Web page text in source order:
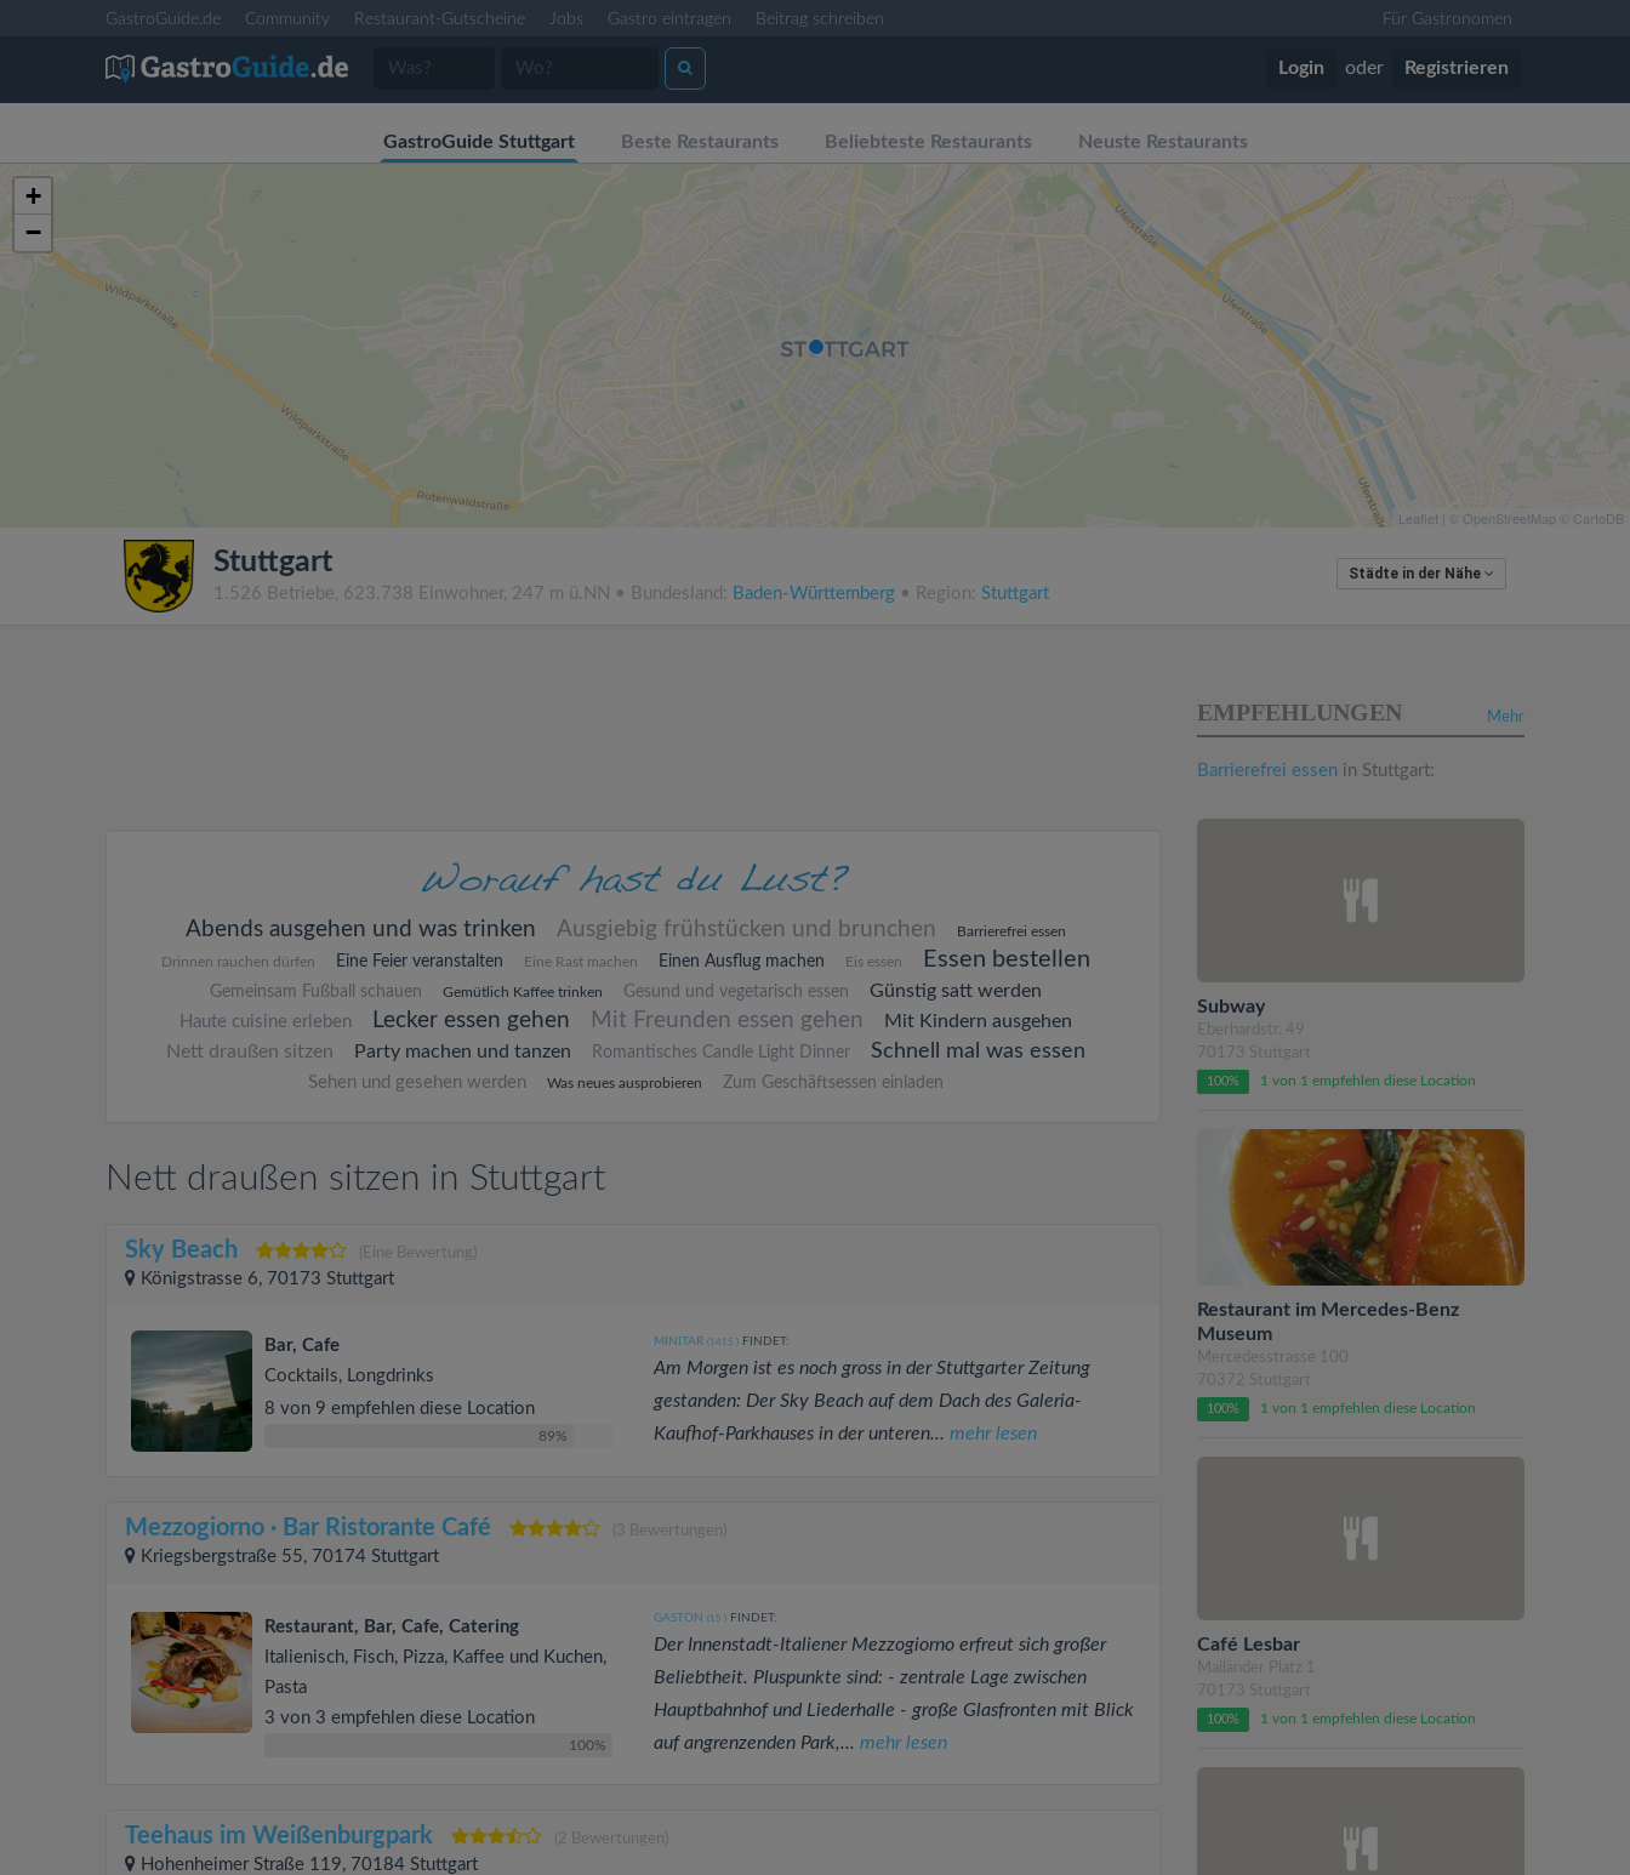
GastroGuide.de Community Restaurant-Gutscheine Jobs Gastro eintragen Beitrag schreiben Für Gastronomen
Login oder Registrieren
GastroGuide Stuttgart Beste Restaurants Beliebteste Restaurants Neuste Restaurants
+
−
Leaflet | © OpenStreetMap © CartoDB
Stuttgart
1.526 Betriebe, 623.738 Einwohner, 247 m ü.NN • Bundesland: Baden-Württemberg • Region: Stuttgart
Städte in der Nähe
Abends ausgehen und was trinken Ausgiebig frühstücken und brunchen Barrierefrei essen
Drinnen rauchen dürfen Eine Feier veranstalten Eine Rast machen Einen Ausflug machen Eis essen Essen bestellen
Gemeinsam Fußball schauen Gemütlich Kaffee trinken Gesund und vegetarisch essen Günstig satt werden
Haute cuisine erleben Lecker essen gehen Mit Freunden essen gehen
Mit Kindern ausgehen
Nett draußen sitzen
Party machen und tanzen Romantisches Candle Light Dinner Schnell mal was essen
Sehen und gesehen werden Was neues ausprobieren Zum Geschäftsessen einladen
Nett draußen sitzen in Stuttgart
Sky Beach (Eine Bewertung)
Königstrasse 6, 70173 Stuttgart
Bar, Cafe
Cocktails, Longdrinks
8 von 9 empfehlen diese Location
89%
MINITAR (1415 )FINDET:
Am Morgen ist es noch gross in der Stuttgarter Zeitung
gestanden: Der Sky Beach auf dem Dach des Galeria-
Kaufhof-Parkhauses in der unteren... mehr lesen
Mezzogiorno · Bar Ristorante Café (3 Bewertungen)
Kriegsbergstraße 55, 70174 Stuttgart
Restaurant, Bar, Cafe, Catering
Italienisch, Fisch, Pizza, Kaffee und Kuchen,
Pasta
3 von 3 empfehlen diese Location
100%
GASTON (15 )FINDET:
Der Innenstadt-Italiener Mezzogiorno erfreut sich großer
Beliebtheit. Pluspunkte sind: - zentrale Lage zwischen
Hauptbahnhof und Liederhalle - große Glasfronten mit Blick
auf angrenzenden Park,... mehr lesen
Teehaus im Weißenburgpark (2 Bewertungen)
Hohenheimer Straße 119, 70184 Stuttgart
Mehr
EMPFEHLUNGEN
Barrierefrei essen in Stuttgart:
Subway
Eberhardstr. 49
70173 Stuttgart
100% 1 von 1 empfehlen diese Location
Restaurant im Mercedes-Benz
Museum
Mercedesstrasse 100
70372 Stuttgart
100% 1 von 1 empfehlen diese Location
Café Lesbar
Mailänder Platz 1
70173 Stuttgart
100% 1 von 1 empfehlen diese Location